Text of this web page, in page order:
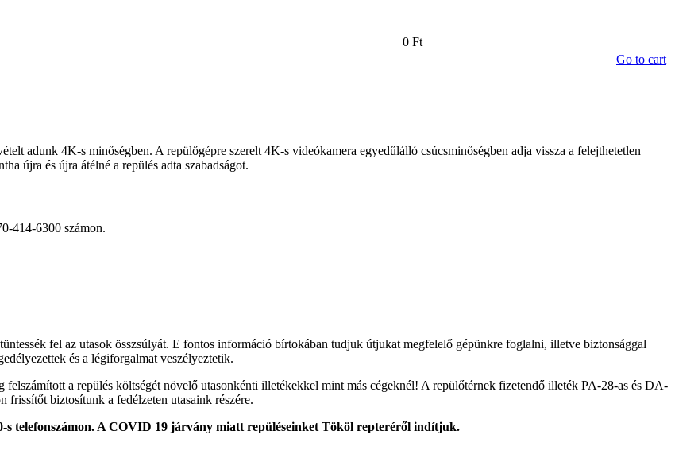
0 Ft
Go to cart
adunk 4K-s minőségben. A repülőgépre szerelt 4K-s videókamera egyedűlálló csúcsminőségben adja vissza a felejthetetlen
újra és újra átélné a repülés adta szabadságot.
414-6300 számon.
fel az utasok összsúlyát. E fontos információ bírtokában tudjuk útjukat megfelelő gépünkre foglalni, illetve biztonsággal
és a légiforgalmat veszélyeztetik.
a repülés költségét növelő utasonkénti illetékekkel mint más cégeknél! A repülőtérnek fizetendő illeték PA-28-as és DA-
biztosítunk a fedélzeten utasaink részére.
s telefonszámon. A COVID 19 járvány miatt repüléseinket Tököl repteréről indítjuk.